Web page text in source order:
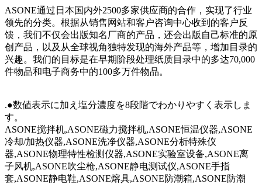
ASONE通过日本国内外2500多家供应商的合作，实现了行业
领先的分类。根据从销售网站和客户咨询中心收到的客户反
馈，我们不仅会出版知名厂商的产品，还会出版自己标准的原
创产品，以及从全球视角独特发现的海外产品等，增加目录的
兴趣。我们的目标是在早期阶段处理纸质目录中的多达70,000
件物品和电子商务中的100多万件物品。
.●数値表示に加え塩分濃度を8段階でわかりやすく表示しま
す。
ASONE搅拌机,ASONE磁力搅拌机,ASONE恒温仪器,ASONE
冷却/加热仪器,ASONE洗净仪器,ASONE分析特殊仪
器,ASONE物理特性检测仪器,ASONE实验室设备,ASONE离
子风机,ASONE吹尘枪,ASONE静电测试仪,ASONE手指
套,ASONE静电鞋,ASONE熔具,ASONE防潮箱,ASONE防潮